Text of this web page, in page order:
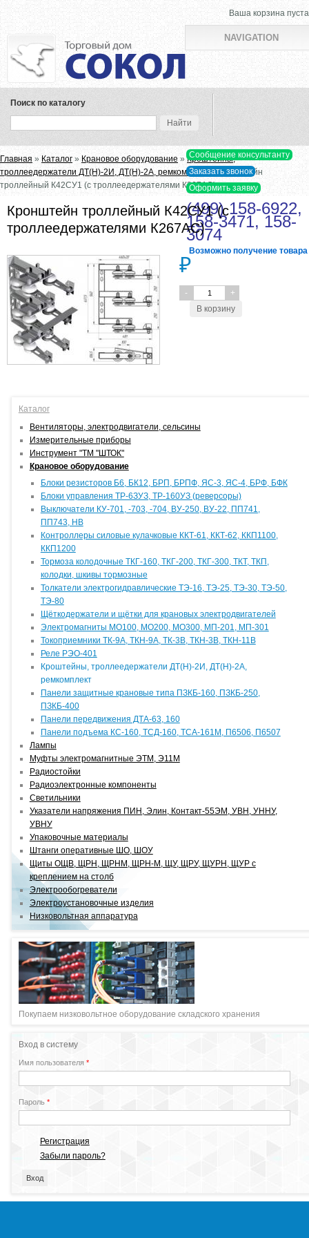
Ваша корзина пуста
NAVIGATION
Поиск по каталогу
(499) 158-6922,
158-3471, 158-
3074
Возможно получение товара
Вы здесь
Главная » Каталог»Крановое оборудование »Кроштейны,
троллеедержатели ДТ(Н)-2И, ДТ(Н)-2А, ремкомплект» Кронштейн
троллейный К42СУ1 (с троллеедержателями К267АС)
Кронштейн троллейный К42СУ1 (с
троллеедержателями К267АС)
₽
- +
Каталог
Вентиляторы, электродвигатели, сельсины
Измерительные приборы
Инструмент "ТМ "ШТОК"
Крановое оборудование
Блоки резисторов Б6, БК12, БРП, БРПФ, ЯС-3, ЯС-4, БРФ, БФК
Блоки управления ТР-6ЗУЗ, ТР-160УЗ (реверсоры)
Выключатели КУ-701, -703, -704, ВУ-250, ВУ-22, ПП741,
ПП743, НВ
Контроллеры силовые кулачковые ККТ-61, ККТ-62, ККП1100,
ККП1200
Тормоза колодочные ТКГ-160, ТКГ-200, ТКГ-300, ТКТ, ТКП,
колодки, шкивы тормозные
Толкатели электрогидравлические ТЭ-16, ТЭ-25, ТЭ-30, ТЭ-50,
ТЭ-80
Щёткодержатели и щётки для крановых электродвигателей
Электромагниты МО100, МО200, МО300, МП-201, МП-301
Токоприемники ТК-9А, ТКН-9А, ТК-3В, ТКН-3В, ТКН-11В
Реле РЭО-401
Кроштейны, троллеедержатели ДТ(Н)-2И, ДТ(Н)-2А,
ремкомплект
Панели защитные крановые типа ПЗКБ-160, ПЗКБ-250,
ПЗКБ-400
Панели передвижения ДТА-63, 160
Панели подъема КС-160, ТСД-160, ТСА-161М, П6506, П6507
Лампы
Муфты электромагнитные ЭТМ, Э11М
Радиостойки
Радиоэлектронные компоненты
Светильники
Указатели напряжения ПИН, Элин, Контакт-55ЭМ, УВН, УННУ,
УВНУ
Упаковочные материалы
Штанги оперативные ШО, ШОУ
Щиты ОЩВ, ЩРН, ЩРНМ, ЩРН-М, ЩУ, ЩРУ, ЩУРН, ЩУР с
креплением на столб
Электрообогреватели
Электроустановочные изделия
Низковольтная аппаратура
Покупаем низковольтное оборудование складского хранения
Вход в систему
Имя пользователя *
Пароль *
Регистрация
Забыли пароль?